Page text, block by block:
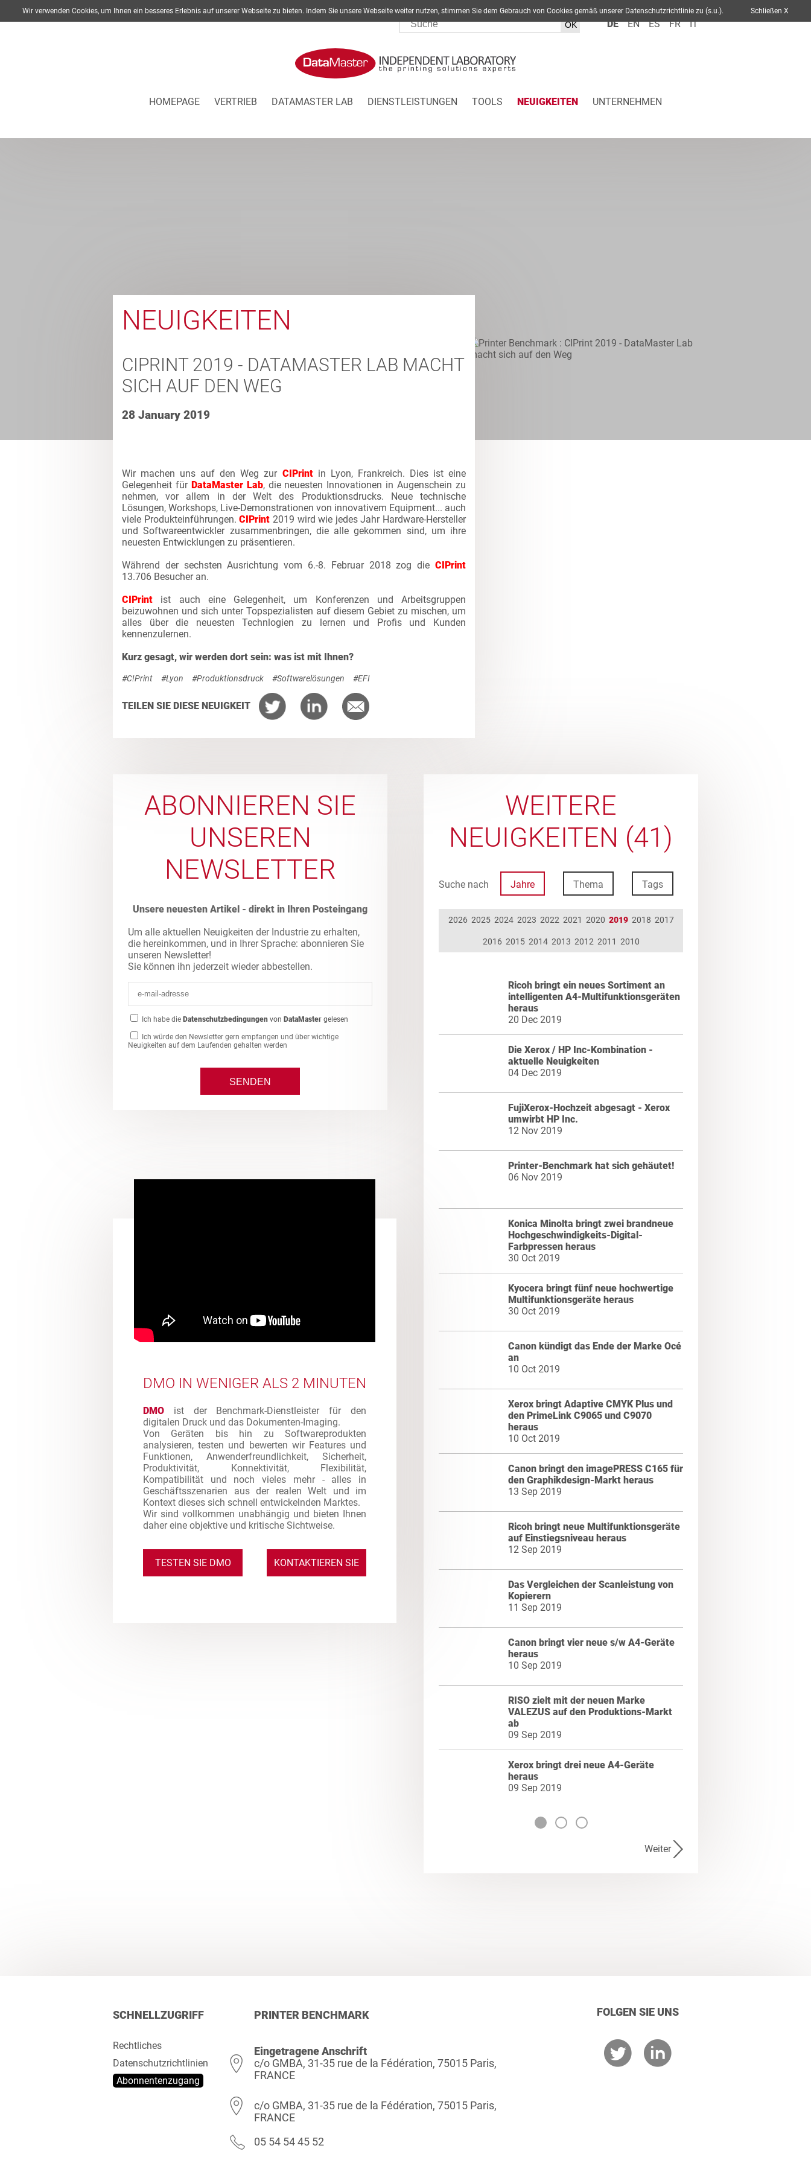
DE EN ES FR IT
HOMEPAGE VERTRIEB DATAMASTER LAB DIENSTLEISTUNGEN TOOLS NEUIGKEITEN UNTERNEHMEN
NEUIGKEITEN
CIPRINT 2019 - DATAMASTER LAB MACHT
SICH AUF DEN WEG
28 January 2019
Wir machen uns auf den Weg zur CIPrintin Lyon, Frankreich. Dies ist eine
Gelegenheit für DataMaster Lab, die neuesten Innovationen in Augenschein zu
nehmen, vor allem in der Welt des Produktionsdrucks. Neue technische
Lösungen, Workshops, Live-Demonstrationen von innovativem Equipment... auch
viele Produkteinführungen.CIPrint 2019 wird wie jedes Jahr Hardware-Hersteller
und Softwareentwickler zusammenbringen, die alle gekommen sind, um ihre
neuesten Entwicklungen zu präsentieren.
Während der sechsten Ausrichtung vom 6.-8. Februar 2018 zog die CIPrint
13.706 Besucher an.
CIPrint ist auch eine Gelegenheit, um Konferenzen und Arbeitsgruppen
beizuwohnen und sich unter Topspezialisten auf diesem Gebiet zu mischen, um
alles über die neuesten Technlogien zu lernen und Profis und Kunden
kennenzulernen.
Kurz gesagt, wir werden dort sein: was ist mit Ihnen?
#C!Print #Lyon #Produktionsdruck #Softwarelösungen #EFI
TEILEN SIE DIESE NEUIGKEIT
ABONNIEREN SIE
UNSEREN
NEWSLETTER
Unsere neuesten Artikel - direkt in Ihren Posteingang
Um alle aktuellen Neuigkeiten der Industrie zu erhalten,
die hereinkommen, und in Ihrer Sprache: abonnieren Sie
unseren Newsletter!
Sie können ihn jederzeit wieder abbestellen.
Ich habe die Datenschutzbedingungen von DataMaster gelesen
Ich würde den Newsletter gern empfangen und über wichtige
Neuigkeiten auf dem Laufenden gehalten werden
DMO IN WENIGER ALS 2 MINUTEN
DMO ist der Benchmark-Dienstleister für den
digitalen Druck und das Dokumenten-Imaging.
Von Geräten bis hin zu Softwareprodukten
analysieren, testen und bewerten wir Features und
Funktionen, Anwenderfreundlichkeit, Sicherheit,
Produktivität, Konnektivität, Flexibilität,
Kompatibilität und noch vieles mehr - alles in
Geschäftsszenarien aus der realen Welt und im
Kontext dieses sich schnell entwickelnden Marktes.
Wir sind vollkommen unabhängig und bieten Ihnen
daher eine objektive und kritische Sichtweise.
TESTEN SIE DMO KONTAKTIEREN SIE
WEITERE
NEUIGKEITEN (41)
Suche nach Jahre Thema Tags
2026 2025 2024 2023 2022 2021 2020 2019 2018 2017
2016 2015 2014 2013 2012 2011 2010
Ricoh bringt ein neues Sortiment an
intelligenten A4-Multifunktionsgeräten
heraus
20 Dec 2019
Die Xerox / HP Inc-Kombination -
aktuelle Neuigkeiten
04 Dec 2019
FujiXerox-Hochzeit abgesagt - Xerox
umwirbt HP Inc.
12 Nov 2019
Printer-Benchmark hat sich gehäutet!
06 Nov 2019
Konica Minolta bringt zwei brandneue
Hochgeschwindigkeits-Digital-
Farbpressen heraus
30 Oct 2019
Kyocera bringt fünf neue hochwertige
Multifunktionsgeräte heraus
30 Oct 2019
Canon kündigt das Ende der Marke Océ
an
10 Oct 2019
Xerox bringt Adaptive CMYK Plus und
den PrimeLink C9065 und C9070
heraus
10 Oct 2019
Canon bringt den imagePRESS C165 für
den Graphikdesign-Markt heraus
13 Sep 2019
Ricoh bringt neue Multifunktionsgeräte
auf Einstiegsniveau heraus
12 Sep 2019
Das Vergleichen der Scanleistung von
Kopierern
11 Sep 2019
Canon bringt vier neue s/w A4-Geräte
heraus
10 Sep 2019
RISO zielt mit der neuen Marke
VALEZUS auf den Produktions-Markt
ab
09 Sep 2019
Xerox bringt drei neue A4-Geräte
heraus
09 Sep 2019
Weiter
SCHNELLZUGRIFF
Rechtliches
Datenschutzrichtlinien
Abonnentenzugang
PRINTER BENCHMARK
Eingetragene Anschrift
c/o GMBA, 31-35 rue de la Fédération, 75015 Paris,
FRANCE
c/o GMBA, 31-35 rue de la Fédération, 75015 Paris,
FRANCE
05 54 54 45 52
FOLGEN SIE UNS
Wir verwenden Cookies, um Ihnen ein besseres Erlebnis auf unserer Webseite zu bieten. Indem Sie unsere Webseite weiter nutzen, stimmen Sie dem Gebrauch von Cookies gemäß unserer Datenschutzrichtlinie zu (s.u.). Schließen X